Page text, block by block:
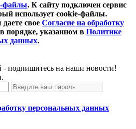
файлы. К cайту подключен сервис
использует cookie-файлы.
свое Согласие на обработку
в порядке, указанном в Политике
данных.
- подпишитесь на наши новости!
персональных данных